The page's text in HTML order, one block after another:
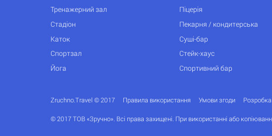
Тренажерний зал
Стадіон
Каток
Спортзал
Йога
Піцерія
Пекарня / кондитерська
Суші-бар
Стейк-хаус
Спортивний бар
Zruchno.Travel © 2017 Правила використання Умови згоди
© 2017 ТОВ «Зручно». Всі права захищені. При використанні або